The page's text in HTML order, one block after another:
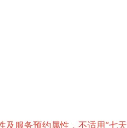
服务预约属性，不适用“七天